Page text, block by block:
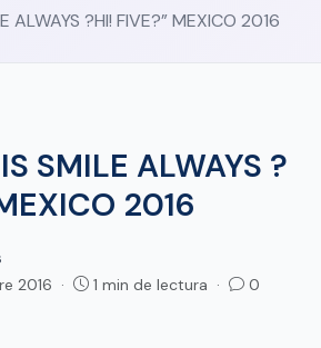
ALWAYS ?HI! FIVE?” MEXICO 2016
SMILE ALWAYS ?
2016
2016 · 1 min de lectura ·
0